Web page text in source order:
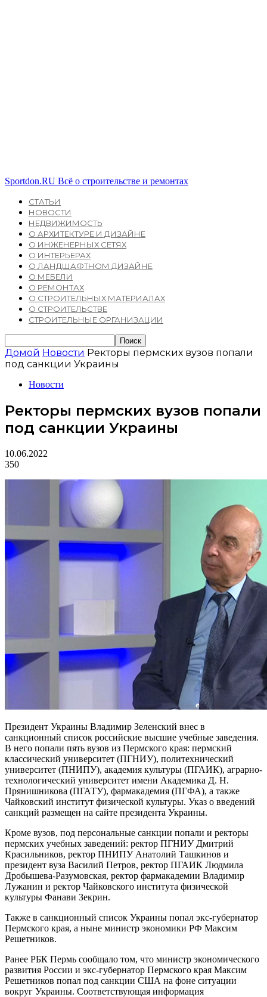
Sportdon.RU Всё о строительстве и ремонтах
СТАТЬИ
НОВОСТИ
НЕДВИЖИМОСТЬ
О АРХИТЕКТУРЕ И ДИЗАЙНЕ
О ИНЖЕНЕРНЫХ СЕТЯХ
О ИНТЕРЬЕРАХ
О ЛАНДШАФТНОМ ДИЗАЙНЕ
О МЕБЕЛИ
О РЕМОНТАХ
О СТРОИТЕЛЬНЫХ МАТЕРИАЛАХ
О СТРОИТЕЛЬСТВЕ
СТРОИТЕЛЬНЫЕ ОРГАНИЗАЦИИ
Домой Новости Ректоры пермских вузов попали
под санкции Украины
Новости
Ректоры пермских вузов попали
под санкции Украины
10.06.2022
350
Президент Украины Владимир Зеленский внес в
санкционный список российские высшие учебные заведения.
В него попали пять вузов из Пермского края: пермский
классический университет (ПГНИУ), политехнический
университет (ПНИПУ), академия культуры (ПГАИК), аграрно-
технологический университет имени Академика Д. Н.
Прянишникова (ПГАТУ), фармакадемия (ПГФА), а также
Чайковский институт физической культуры. Указ о введений
санкций размещен на сайте президента Украины.
Кроме вузов, под персональные санкции попали и ректоры
пермских учебных заведений: ректор ПГНИУ Дмитрий
Красильников, ректор ПНИПУ Анатолий Ташкинов и
президент вуза Василий Петров, ректор ПГАИК Людмила
Дробышева-Разумовская, ректор фармакадемии Владимир
Лужанин и ректор Чайковского института физической
культуры Фанави Зекрин.
Также в санкционный список Украины попал экс-губернатор
Пермского края, а ныне министр экономики РФ Максим
Решетников.
Ранее РБК Пермь сообщало том, что министр экономического
развития России и экс-губернатор Пермского края Максим
Решетников попал под санкции США на фоне ситуации
вокруг Украины. Соответствующая информация